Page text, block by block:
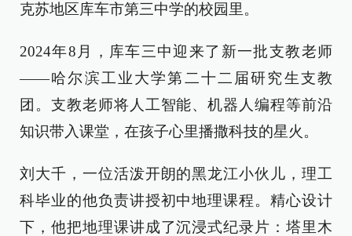
克苏地区库车市第三中学的校园里。
2024年8月，库车三中迎来了新一批支教老师
——哈尔滨工业大学第二十二届研究生支教
团。支教老师将人工智能、机器人编程等前沿
知识带入课堂，在孩子心里播撒科技的星火。
刘大千，一位活泼开朗的黑龙江小伙儿，理工
科毕业的他负责讲授初中地理课程。精心设计
下，他把地理课讲成了沉浸式纪录片：塔里木